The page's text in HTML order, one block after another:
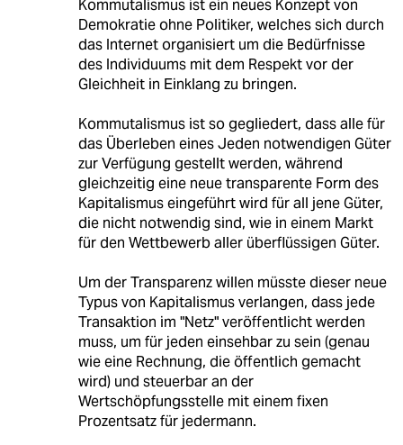
Kommutalismus ist ein neues Konzept von
Demokratie ohne Politiker, welches sich durch
das Internet organisiert um die Bedürfnisse
des Individuums mit dem Respekt vor der
Gleichheit in Einklang zu bringen.
Kommutalismus ist so gegliedert, dass alle für
das Überleben eines Jeden notwendigen Güter
zur Verfügung gestellt werden, während
gleichzeitig eine neue transparente Form des
Kapitalismus eingeführt wird für all jene Güter,
die nicht notwendig sind, wie in einem Markt
für den Wettbewerb aller überflüssigen Güter.
Um der Transparenz willen müsste dieser neue
Typus von Kapitalismus verlangen, dass jede
Transaktion im "Netz" veröffentlicht werden
muss, um für jeden einsehbar zu sein (genau
wie eine Rechnung, die öffentlich gemacht
wird) und steuerbar an der
Wertschöpfungsstelle mit einem fixen
Prozentsatz für jedermann.